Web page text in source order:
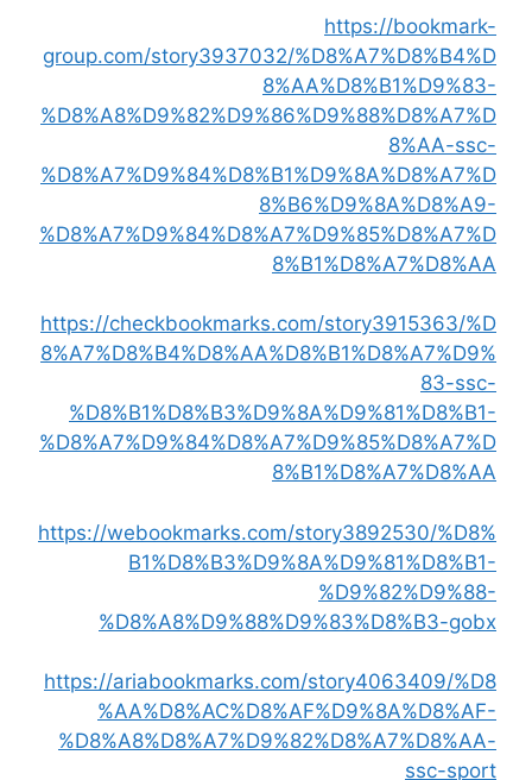
https://bookmark-
group.com/story3937032/%D8%A7%D8%B4%D
8%AA%D8%B1%D9%83-
%D8%A8%D9%82%D9%86%D9%88%D8%A7%D
8%AA-ssc-
%D8%A7%D9%84%D8%B1%D9%8A%D8%A7%D
8%B6%D9%8A%D8%A9-
%D8%A7%D9%84%D8%A7%D9%85%D8%A7%D
8%B1%D8%A7%D8%AA
https://checkbookmarks.com/story3915363/%D
8%A7%D8%B4%D8%AA%D8%B1%D8%A7%D9%
83-ssc-
%D8%B1%D8%B3%D9%8A%D9%81%D8%B1-
%D8%A7%D9%84%D8%A7%D9%85%D8%A7%D
8%B1%D8%A7%D8%AA
https://webookmarks.com/story3892530/%D8%
B1%D8%B3%D9%8A%D9%81%D8%B1-
%D9%82%D9%88-
%D8%A8%D9%88%D9%83%D8%B3-gobx
https://ariabookmarks.com/story4063409/%D8
%AA%D8%AC%D8%AF%D9%8A%D8%AF-
%D8%A8%D8%A7%D9%82%D8%A7%D8%AA-
ssc-sport